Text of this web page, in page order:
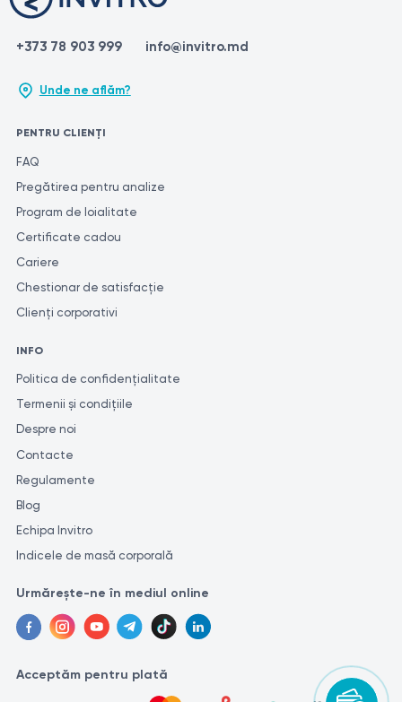
+373 78 903 999 info@invitro.md
Unde ne aflăm?
PENTRU CLIENȚI
FAQ
Pregătirea pentru analize
Program de loialitate
Certificate cadou
Cariere
Chestionar de satisfacție
Clienți corporativi
INFO
Politica de confidențialitate
Termenii și condițiile
Despre noi
Contacte
Regulamente
Blog
Echipa Invitro
Indicele de masă corporală
Urmărește-ne în mediul online
Acceptăm pentru plată